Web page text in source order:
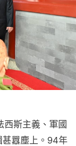
西斯主義、軍國
甚囂塵上。94年